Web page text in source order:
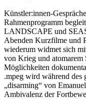
Künstler:innen-
Rahmenprogramm
LANDSCAPE und
Abenden Kurzfilme und
wiederum widmet sich
von Krieg und atomarem
Möglichkeiten
.mpeg wird während des
„disarming“ von
Ambivalenz der